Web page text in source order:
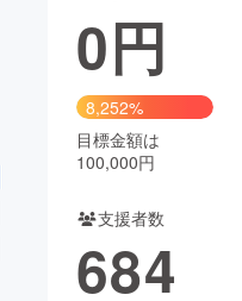
CAMPFIRE Creation
コミュニティ
0円
8,252%
目標金額は
100,000円
支援者数
684